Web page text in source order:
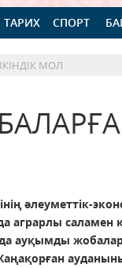
ТАРИХ СПОРТ
МОЛ
әлеуметтік-
аграрлы саламен
ауқымды